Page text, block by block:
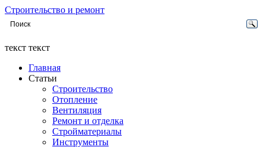
Строительство и ремонт
текст текст
Главная
Статьи
Строительство
Отопление
Вентиляция
Ремонт и отделка
Стройматериалы
Инструменты